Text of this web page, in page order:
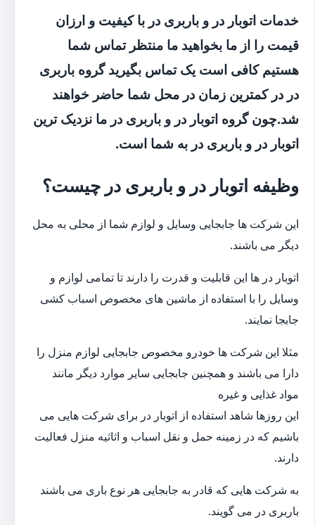
خدمات اتوبار در و باربری در با کیفیت و ارزان
قیمت را از ما بخواهید ما منتظر تماس شما
هستیم کافی است یک تماس بگیرید گروه باربری
در در کمترین زمان در محل شما حاضر خواهند
شد.چون گروه اتوبار در و باربری در ما نزدیک ترین
اتوبار در و باربری در به شما است.
وظیفه اتوبار در و باربری در چیست؟
این شرکت ها جابجایی وسایل و لوازم شما از محلی به محل
دیگر می باشند.
اتوبار در ها این قابلیت و قدرت را دارند تا تمامی لوازم و
وسایل را با استفاده از ماشین های مخصوص اسباب کشی
جابجا نمایند.
مثلا این شرکت ها خودرو مخصوص جابجایی لوازم منزل را
دارا می باشند و همچنین جابجایی سایر موارد دیگر مانند
مواد غذایی و غیره
این روزها شاهد استفاده از اتوبار در برای شرکت هایی می
باشیم که در زمینه حمل و نقل اسباب و اثاثیه منزل فعالیت
دارند.
به شرکت هایی که قادر به جابجایی هر نوع باری می باشند
باربری در می گویند.